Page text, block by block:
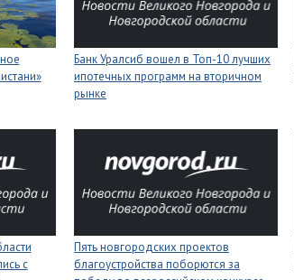
Банк Уралсиб вошел в Топ-10 лучших
ипотечных программ на вторичном
рынке
с
Пять новгородских проектов
благоустройства поборются за